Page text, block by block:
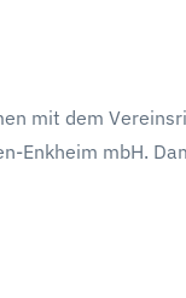
mit dem
Enkheim mbH.